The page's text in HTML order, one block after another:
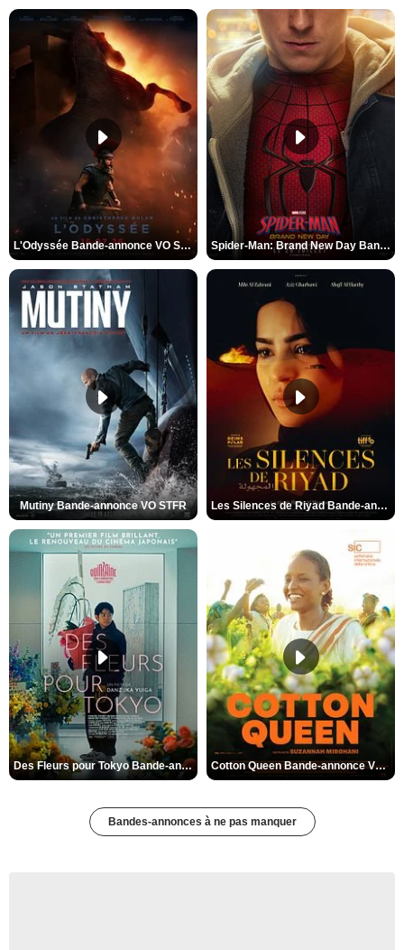
L'Odyssée Bande-annonce VO STFR Spider-Man: Brand New Day Bande-annonce VO STFR
Mutiny Bande-annonce VO STFR Les Silences de Riyad Bande-annonce VO STFR
Des Fleurs pour Tokyo Bande-annonce VO STFR Cotton Queen Bande-annonce VO STFR
Bandes-annonces à ne pas manquer